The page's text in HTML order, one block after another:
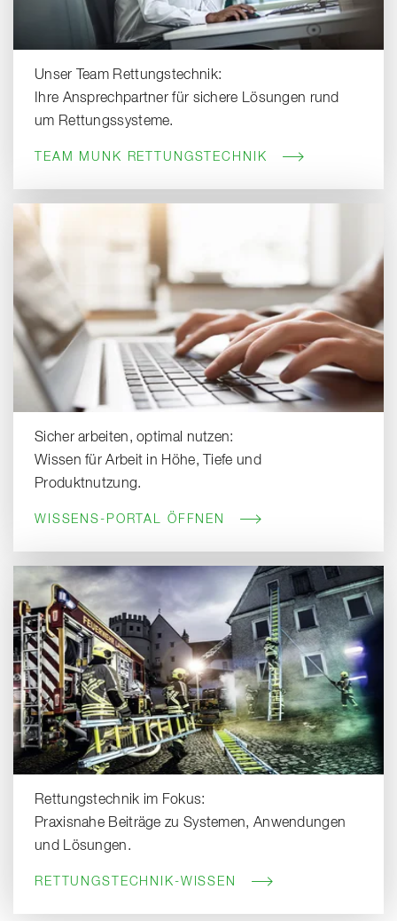
Unser Team Rettungstechnik:
Ihre Ansprechpartner für sichere Lösungen rund
um Rettungssysteme.
TEAM MUNK RETTUNGSTECHNIK
Sicher arbeiten, optimal nutzen:
Wissen für Arbeit in Höhe, Tiefe und
Produktnutzung.
WISSENS-PORTAL ÖFFNEN
Rettungstechnik im Fokus:
Praxisnahe Beiträge zu Systemen, Anwendungen
und Lösungen.
RETTUNGSTECHNIK-WISSEN